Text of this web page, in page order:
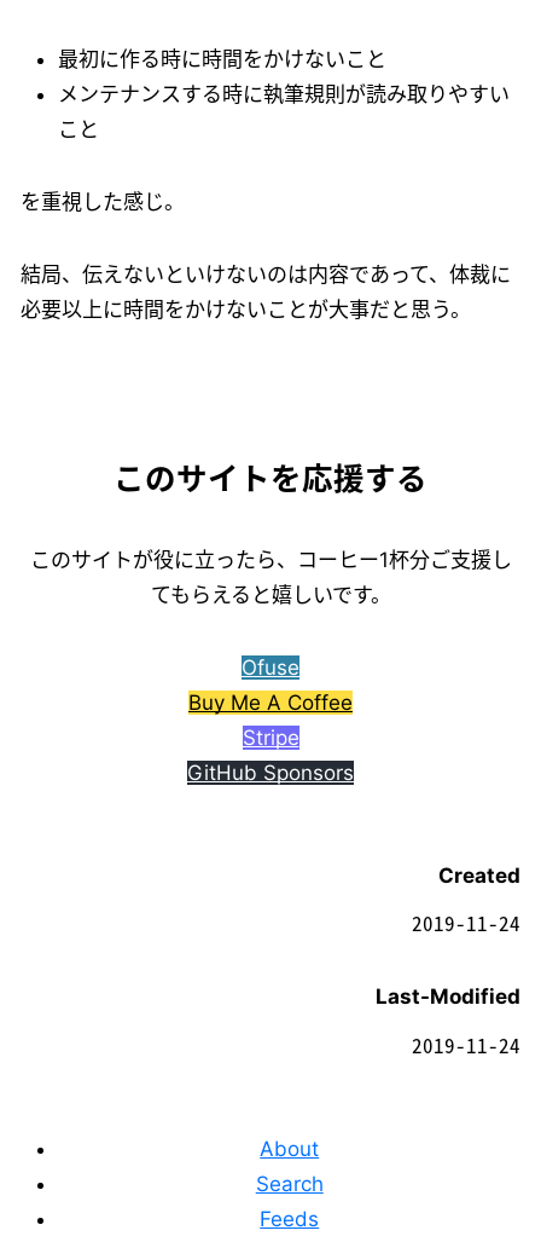
最初に作る時に時間をかけないこと
メンテナンスする時に執筆規則が読み取りやすい
こと
を重視した感じ。
結局、伝えないといけないのは内容であって、体裁に
必要以上に時間をかけないことが大事だと思う。
このサイトを応援する
このサイトが役に立ったら、コーヒー1杯分ご支援し
てもらえると嬉しいです。
Ofuse
Buy Me A Coffee
Stripe
GitHub Sponsors
Created
2019-11-24
Last-Modified
2019-11-24
About
Search
Feeds